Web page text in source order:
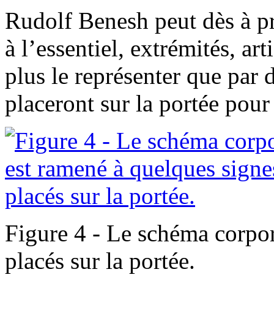
Rudolf Benesh peut dès à
à l’essentiel, extrémités,
plus le représenter que par
placeront sur la portée
Figure 4 - Le schéma
placés sur la portée.